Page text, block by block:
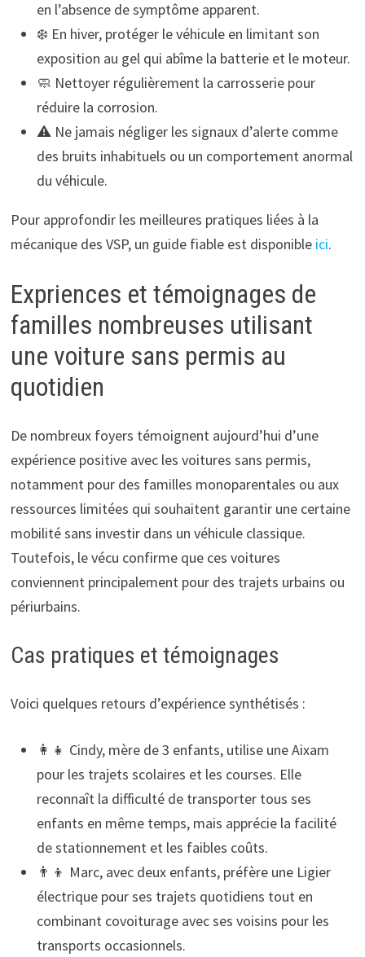
en l’absence de symptôme apparent.
❄️ En hiver, protéger le véhicule en limitant son
exposition au gel qui abîme la batterie et le moteur.
🧼 Nettoyer régulièrement la carrosserie pour
réduire la corrosion.
⚠️ Ne jamais négliger les signaux d’alerte comme
des bruits inhabituels ou un comportement anormal
du véhicule.
Pour approfondir les meilleures pratiques liées à la
mécanique des VSP, un guide fiable est disponible ici.
Expriences et témoignages de
familles nombreuses utilisant
une voiture sans permis au
quotidien
De nombreux foyers témoignent aujourd’hui d’une
expérience positive avec les voitures sans permis,
notamment pour des familles monoparentales ou aux
ressources limitées qui souhaitent garantir une certaine
mobilité sans investir dans un véhicule classique.
Toutefois, le vécu confirme que ces voitures
conviennent principalement pour des trajets urbains ou
périurbains.
Cas pratiques et témoignages
Voici quelques retours d’expérience synthétisés :
👩‍👧 Cindy, mère de 3 enfants, utilise une Aixam
pour les trajets scolaires et les courses. Elle
reconnaît la difficulté de transporter tous ses
enfants en même temps, mais apprécie la facilité
de stationnement et les faibles coûts.
👨‍👦 Marc, avec deux enfants, préfère une Ligier
électrique pour ses trajets quotidiens tout en
combinant covoiturage avec ses voisins pour les
transports occasionnels.